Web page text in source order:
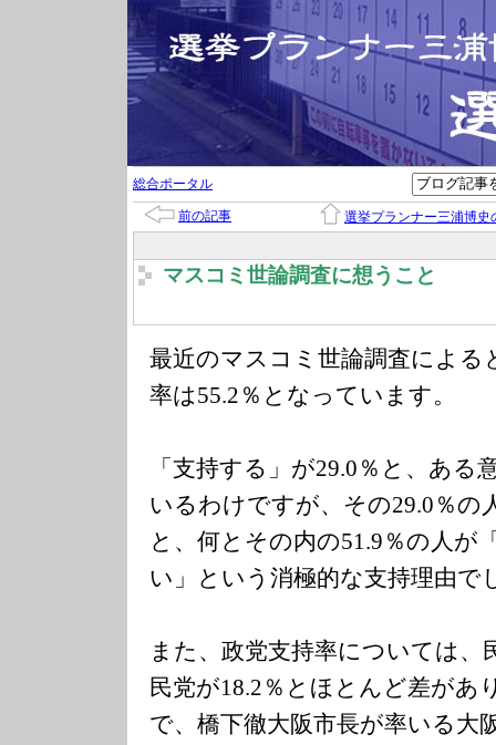
総合ポータル
前の記事 選挙プランナー三浦博史
マスコミ世論調査に想うこと
最近のマスコミ世論調査による
率は55.2％となっています。
「支持する」が29.0％と、ある
いるわけですが、その29.0％の
と、何とその内の51.9％の人が
い」という消極的な支持理由で
また、政党支持率については、
民党が18.2％とほとんど差があ
で、橋下徹大阪市長が率いる大